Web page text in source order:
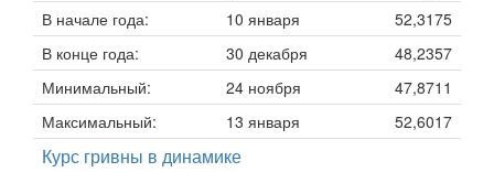
В начале года:
10 января
52,3175
В конце года:
30 декабря
48,2357
Минимальный:
24 ноября
47,8711
Максимальный:
13 января 52,6017
Курс гривны в динамике